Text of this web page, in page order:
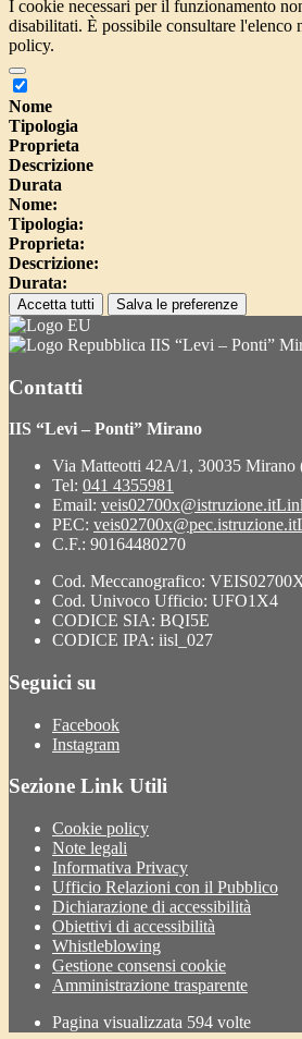
I cookie necessari per il funzionamento
disabilitati. È possibile consultare l'elenco
policy.
Nome
Tipologia
Proprieta
Descrizione
Durata
Nome:
Tipologia:
Proprieta:
Descrizione:
Durata:
Accetta tutti Salva le preferenze
IIS “Levi – Ponti”
Contatti
IIS “Levi – Ponti” Mirano
Via Matteotti 42A/1, 30035 Mirano
Tel: 041 4355981
Email: veis02700x@istruzione.it
PEC: veis02700x@pec.istruzione.it
C.F.: 90164480270
Cod. Meccanografico:
Cod. Univoco Ufficio: UFO1X4
CODICE SIA: BQI5E
CODICE IPA: iisl_027
Seguici su
Facebook
Instagram
Sezione Link Utili
Cookie policy
Note legali
Informativa Privacy
Ufficio Relazioni con il Pubblico
Dichiarazione di accessibilità
Obiettivi di accessibilità
Whistleblowing
Gestione consensi cookie
Amministrazione trasparente
Pagina visualizzata 594 volte